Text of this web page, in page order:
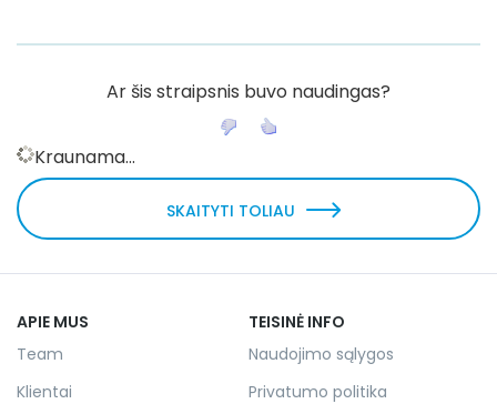
Ar šis straipsnis buvo naudingas?
Kraunama...
SKAITYTI TOLIAU
APIE MUS
Team
Klientai
TEISINĖ INFO
Naudojimo sąlygos
Privatumo politika